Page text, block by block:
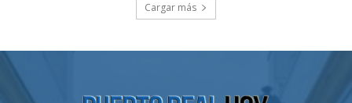
Cargar más